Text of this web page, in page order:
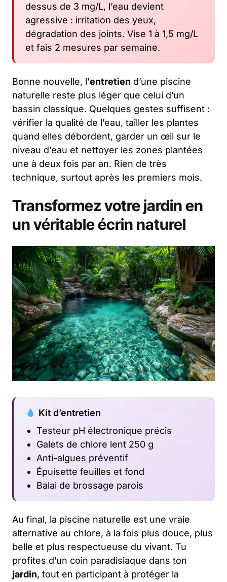
dessus de 3 mg/L, l’eau devient
agressive : irritation des yeux,
dégradation des joints. Vise 1 à 1,5 mg/L
et fais 2 mesures par semaine.
Bonne nouvelle, l’entretien d’une piscine
naturelle reste plus léger que celui d’un
bassin classique. Quelques gestes suffisent :
vérifier la qualité de l’eau, tailler les plantes
quand elles débordent, garder un œil sur le
niveau d’eau et nettoyer les zones plantées
une à deux fois par an. Rien de très
technique, surtout après les premiers mois.
Transformez votre jardin en
un véritable écrin naturel
Kit d’entretien
Testeur pH électronique précis
Galets de chlore lent 250 g
Anti-algues préventif
Épuisette feuilles et fond
Balai de brossage parois
Au final, la piscine naturelle est une vraie
alternative au chlore, à la fois plus douce, plus
belle et plus respectueuse du vivant. Tu
profites d’un coin paradisiaque dans ton
jardin, tout en participant à protéger la